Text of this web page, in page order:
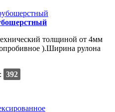
толщиной от 4мм
).Ширина рулона
392